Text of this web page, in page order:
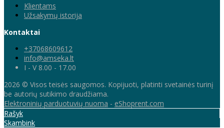
Klientams
Užsakymų istorija
Kontaktai
+37068609612
info@amseka.lt
I - V 8.00 - 17.00
2026 © Visos teisės saugomos. Kopijuoti, platinti svetainės turinį
be autorių sutikimo draudžiama.
Elektroninių parduotuvių nuoma - eShoprent.com
Rašyk
Skambink